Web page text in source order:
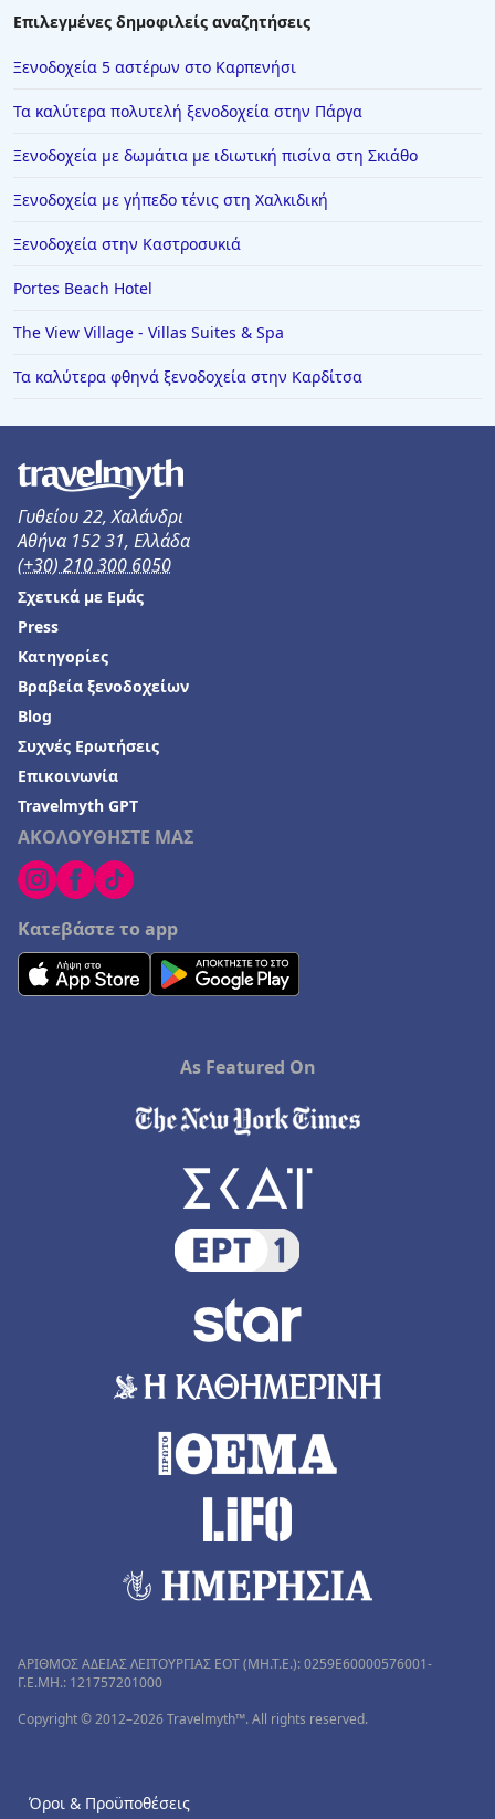
Ξενοδοχεία στο Κιάτο
Ξενοδοχεία στον Καραβοστάση
Ξενοδοχεία στο Λαύριο
Ξενοδοχεία σε Αμμουδάρα
Ξενοδοχεία στην Κρακοβία
Επιλεγμένες δημοφιλείς αναζητήσεις
Ξενοδοχεία 5 αστέρων στο Καρπενήσι
Τα καλύτερα πολυτελή ξενοδοχεία στην Πάργα
Ξενοδοχεία με δωμάτια με ιδιωτική πισίνα στη Σκιάθο
Ξενοδοχεία με γήπεδο τένις στη Χαλκιδική
Ξενοδοχεία στην Καστροσυκιά
Portes Beach Hotel
The View Village - Villas Suites & Spa
Τα καλύτερα φθηνά ξενοδοχεία στην Καρδίτσα
Γυθείου 22, Χαλάνδρι
Αθήνα 152 31, Ελλάδα
(+30) 210 300 6050
ΑΚΟΛΟΥΘΗΣΤΕ ΜΑΣ
Κατεβάστε το app
Σχετικά με Εμάς
Press
Κατηγορίες
Βραβεία ξενοδοχείων
Blog
Συχνές Ερωτήσεις
Επικοινωνία
Travelmyth GPT
As Featured On
ΑΡΙΘΜΟΣ ΑΔΕΙΑΣ ΛΕΙΤΟΥΡΓΙΑΣ ΕΟΤ (MH.T.E.): 0259Ε60000576001-
Γ.Ε.ΜΗ.: 121757201000
Copyright © 2012–2026 Travelmyth™. All rights reserved.
Όροι & Προϋποθέσεις